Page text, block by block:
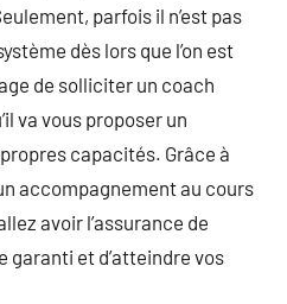
parfois il n’est pas
dès lors que l’on est
de solliciter un coach
va vous proposer un
capacités. Grâce à
accompagnement au cours
avoir l’assurance de
garanti et d’atteindre vos